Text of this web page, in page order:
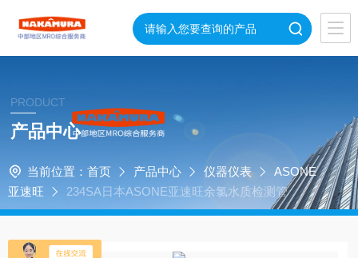
PRODUCT
产品中心
当前位置： 首页 产品中心 仪器仪表
ASONE
亚速旺
234SA日本ASONE亚速旺余氯水质检测管